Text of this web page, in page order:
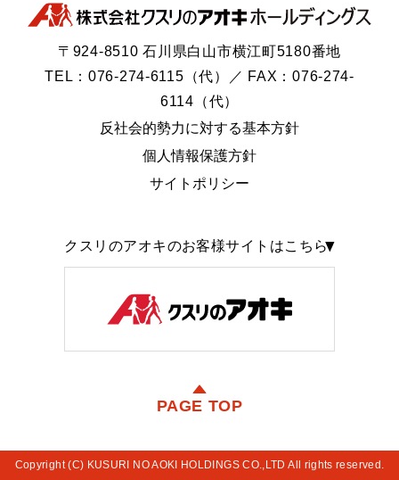
〒924-8510 石川県白山市横江町5180番地
TEL：076-274-6115（代）／ FAX：076-274-
6114（代）
反社会的勢力に対する基本方針
個人情報保護方針
サイトポリシー
クスリのアオキのお客様サイトはこちら
PAGE TOP
Copyright (C) KUSURI NO AOKI HOLDINGS CO.,LTD All rights reserved.